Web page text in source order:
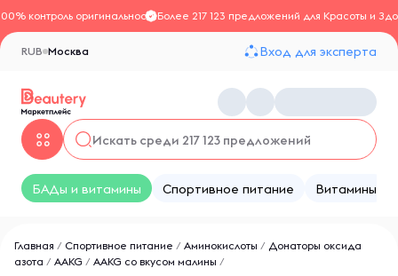
контроль оригинальностиБолее 217 123 предложений для Красоты и
Москва
RUB Вход для эксперта
БАДы и витамины Спортивное питание Витамины
Главная / Спортивное питание / Аминокислоты / Донаторы оксида
азота / AAKG / AAKG со вкусом малины /